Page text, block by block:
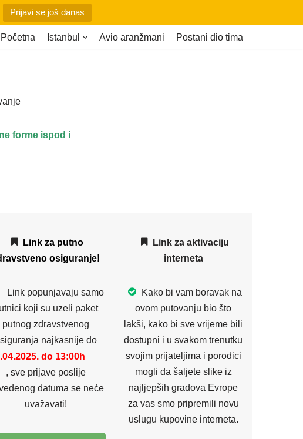
Prijavi se još danas
Početna Istanbul Avio aranžmani Postani dio tima
forme ispod i
Link za putno
osiguranje!
Link popunjavaju samo
koji su uzeli paket
putnog zdravstvenog
najkasnije do
do 13:00h
, sve prijave poslije
datuma se neće
uvažavati!
Link za aktivaciju
interneta
Kako bi vam boravak na
ovom putovanju bio što
lakši, kako bi sve vrijeme bili
dostupni i u svakom trenutku
svojim prijateljima i porodici
mogli da šaljete slike iz
najljepših gradova Evrope
za vas smo pripremili novu
uslugu kupovine interneta.